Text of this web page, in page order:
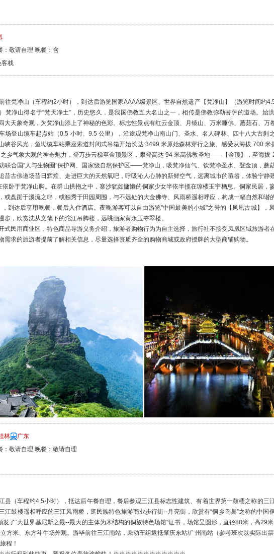
往梵净山（车程约2小时），到达后游览国家AAAA级景区、世界自然遗产【梵净山】（游览时间约
梵净山得名于“梵天净土”，历史悠久，是我国佛教五大名山之一，相传是佛教弥勒菩萨的道场。始
场登山缆车起点站（0.5 小时、9.5 公里），沿途观梵净山南山门、圣水、名人碑林、四十八大古刹
峡谷风光，鱼坳缆车站乘座索道封闭式吊箱开始长达 3499 米原始森林穿行之旅、感受从海拔 700 米
乡气象大观的神奇魅力，登万步云梯至金顶景区，攀登高达 94 米高佛教圣地——【金顶】，至海拔
联合国“人与生物圈”保护网、国家级自然保护区——梵净山，吸梵净仙气、饮梵净圣水、登金顶，蘑
昔古佛道场昔日辉煌、走进巨大的天然氧吧，呼吸沁人心肺的新鲜空气，远离城市的喧嚣，体验宁静
卧于梵净山脚。在群山拱抱之中，寨沙犹如慵懒的侗家少女半依半揽在琼楼玉宇栖息。侗家民居，
或盘踞于溪流之畔，或独秀于田园周围，与不远处的大金佛寺、风雨桥遥相呼应，构成一幅自然和谐
到达后享用晚餐，餐后入住酒店。夜晚游客可以自由游览"中国最美的小城"之誉的【凤凰古城】，
步，欣赏沈从文笔下的沱江吊脚楼，远眺画家黄永玉夺翠楼。
式民用商业区，特色商品导游义务介绍，旅游者购物行为为自主选择，旅行社不接受凤凰区域旅游者
需求的旅游者提前了解相关信息，尽量选择资质齐全的购物商城或政府授牌的大型商铺购物。
林
广东
：敬请自理 晚餐：敬请自理
县（车程约4.5小时），抵达后午餐自理，餐后参观三江县标志性建筑、有着世界第一鼓楼之称的三
江鼓楼遥相呼应的三江风雨桥，逛民族特色旅游商业步行街--月亮街，欣赏有“侗乡鸟巢”之称的中国
方米、东方斗牛场外观。游毕前往三江南站，乘动车组返抵肇庆东站/广州南站（参考班次以实际出票
程！
到此结束，预祝各位贵旅途愉快！※※※※※※※※※※※※